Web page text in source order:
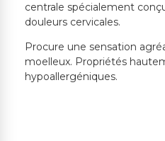
centrale spécialement
douleurs cervicales.
Procure une sensation
moelleux. Propriétés
hypoallergéniques.